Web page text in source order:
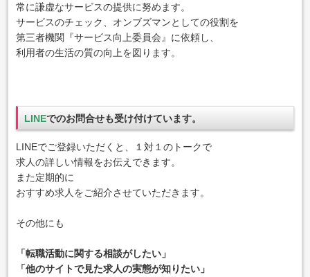
常に謙虚なサービスの提供に努めます。
サービスのチェック、オンブズマンとしての役割を
第三者機関『サービス向上委員会』に依頼し、
利用者の生活の質の向上を図ります。
LINEでのお問合せも受け付けています。
LINEでご登録いただくと、１対１のトークで
求人の詳しい情報をお伝えできます。
また定期的に
おすすめ求人をご紹介させていただきます。
その他にも
「転職活動に関する相談がしたい」
「他のサイトで見た求人の実態が知りたい」